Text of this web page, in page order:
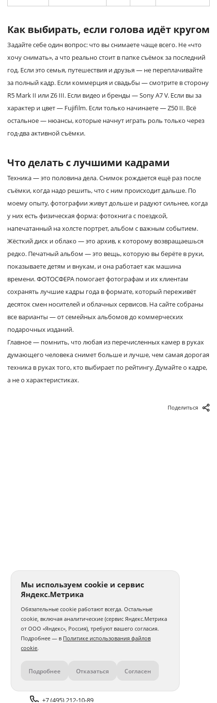
Как выбирать, если голова идёт кругом
Задайте себе один вопрос: что вы снимаете чаще всего. Не «что
хочу снимать», а что реально стоит в папке съёмок за последний
год. Если это семья, путешествия и друзья — не переплачивайте
за полный кадр. Если коммерция и свадьбы — смотрите в сторону
R5 Mark II или Z6 III. Если видео и бренды — Sony A7 V. Если вы за
характер и цвет — Fujifilm. Если только начинаете — Z50 II. Всё
остальное — нюансы, которые начнут играть роль только через
год-два активной съёмки.
Что делать с лучшими кадрами
Техника — это половина дела. Снимок рождается ещё раз после
съёмки, когда надо решить, что с ним происходит дальше. По
моему опыту, фотографии живут дольше и радуют сильнее, когда
у них есть физическая форма: фотокнига с поездкой,
напечатанный на холсте портрет, альбом с важным событием.
Жёсткий диск и облако — это архив, к которому возвращаешься
редко. Печатный альбом — это вещь, которую вы берёте в руки,
показываете детям и внукам, и она работает как машина
времени. ФОТОСФЕРА помогает фотографам и их клиентам
сохранять лучшие кадры года в формате, который переживёт
десяток смен носителей и облачных сервисов. На сайте собраны
все варианты — от семейных альбомов до коммерческих
подарочных изданий.
Главное — помнить, что любая из перечисленных камер в руках
думающего человека снимет больше и лучше, чем самая дорогая
техника в руках того, кто выбирает по рейтингу. Думайте о кадре,
а не о характеристиках.
Поделиться
Контакты
+7 (495) 212-10-89
Мы используем cookie и сервис
Яндекс.Метрика
Обязательные cookie работают всегда. Остальные
cookie, включая аналитические (сервис Яндекс.Метрика
от ООО «Яндекс», Россия), требуют вашего согласия.
Подробнее — в Политике использования файлов
cookie.
Подробнее Отказаться Согласен